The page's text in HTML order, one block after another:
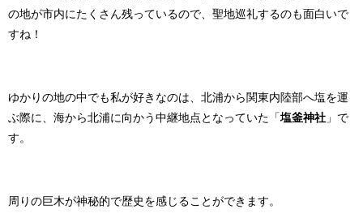
の地が市内にたくさん残っているので、聖地巡礼するのも面白いで
すね！
ゆかりの地の中でも私が好きなのは、北浦から関東内陸部へ塩を運
ぶ際に、海から北浦に向かう中継地点となっていた「塩釜神社 」で
す。
周りの巨木が神秘的で歴史を感じることができます。